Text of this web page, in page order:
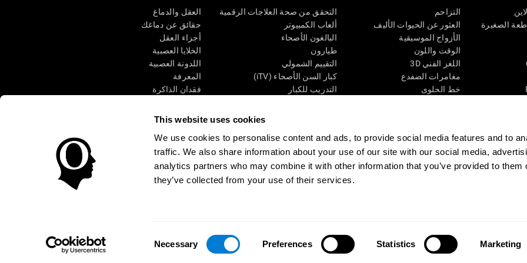
This website uses cookies
We use cookies to personalise content and ads, to provide social media features and to
traffic. We also share information about your use of our site with our social media,
analytics partners who may combine it with other information that you’ve provided to them
they’ve collected from your use of their services.
Necessary Preferences Statistics Marketing
العقل والدماغ
حقائق عن دماغك
أجزاء العقل
الخلايا العصبية
اللدونة العصبية
المعرفة
فقدان الذاكرة
وظائف ذهنية
الإدراك الحسى
الانتباه
التحقق من صحة العلاجات الرقمية
ألعاب الكمبيوتر
البالغون الأصحاء
طيارون
التقييم الشمولي
كبار السن الأصحاء (iTV)
التدريب للكبار
الصغيرة
التزاحم
العثور عن الحيوات الأليف
الأزواج الموسيقية
الوقت واللون
اللغز الفني 3D
مغامرات الضفدع
خط الحلوى
اللعبة العقلية: تفجير البالونات
ألعاب الذكاء
ألعاب اون لاين من آجل الذاكرة
CogniFit Inc © 2026